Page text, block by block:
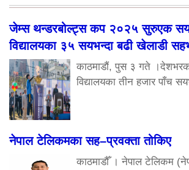
जेम्स थन्डरबोल्ट्स कप २०२५ सुरुएक
विद्यालयका ३५ सयभन्दा बढी खेलाडी
काठमाडौं, पुस ३ गते
विद्यालयका तीन हजार पाँच
नेपाल टेलिकमका सह–प्रवक्ता तोकिए
काठमाडौँ । नेपाल टेलिकम